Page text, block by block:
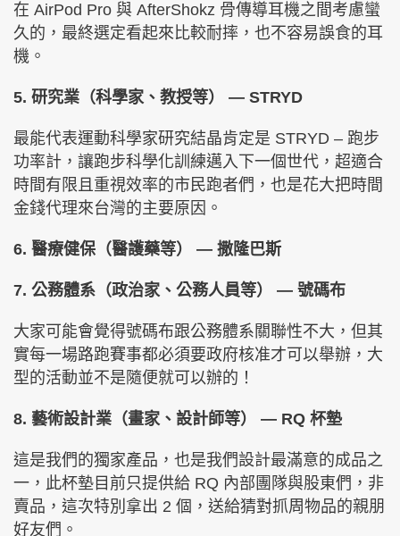
在 AirPod Pro 與 AfterShokz 骨傳導耳機之間考慮蠻
久的，最終選定看起來比較耐摔，也不容易誤食的耳
機。
5. 研究業（科學家、教授等） — STRYD
最能代表運動科學家研究結晶肯定是 STRYD – 跑步
功率計，讓跑步科學化訓練邁入下一個世代，超適合
時間有限且重視效率的市民跑者們，也是花大把時間
金錢代理來台灣的主要原因。
6. 醫療健保（醫護藥等） — 撒隆巴斯
7. 公務體系（政治家、公務人員等） — 號碼布
大家可能會覺得號碼布跟公務體系關聯性不大，但其
實每一場路跑賽事都必須要政府核准才可以舉辦，大
型的活動並不是隨便就可以辦的！
8. 藝術設計業（畫家、設計師等） — RQ 杯墊
這是我們的獨家產品，也是我們設計最滿意的成品之
一，此杯墊目前只提供給 RQ 內部團隊與股東們，非
賣品，這次特別拿出 2 個，送給猜對抓周物品的親朋
好友們。